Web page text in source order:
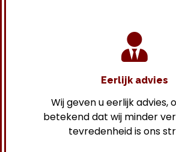
Eerlijk advies
Wij geven u eerlijk advies,
betekend dat wij minder
tevredenheid is ons